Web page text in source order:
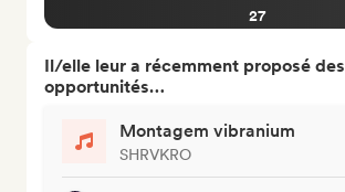
27
Il/elle leur a récemment proposé des
opportunités…
Montagem vibranium
SHRVKRO